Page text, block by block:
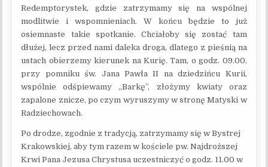
Redemptorystek, gdzie zatrzymamy się na wspólnej
modlitwie i wspomnieniach. W końcu będzie to już
osiemnaste takie spotkanie. Chciałoby się zostać tam
dłużej, lecz przed nami daleka droga, dlatego z pieśnią na
ustach obierzemy kierunek na Kurię. Tam, o godz. 09.00,
przy pomniku św. Jana Pawła II na dziedzińcu Kurii,
wspólnie odśpiewamy „Barkę”, złożymy kwiaty oraz
zapalone znicze, po czym wyruszymy w stronę Matyski w
Radziechowach.
Po drodze, zgodnie z tradycją, zatrzymamy się w Bystrej
Krakowskiej, aby tym razem w kościele pw. Najdroższej
Krwi Pana Jezusa Chrystusa uczestniczyć o godz. 11.00 w